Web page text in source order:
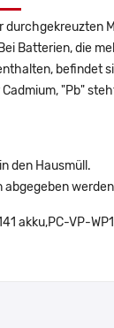
durchgekreuzten
Batterien, die
befindet
"Pb"
den Hausmüll.
abgegeben
akku,PC-VP-